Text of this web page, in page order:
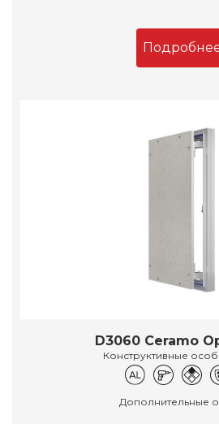
D3060 Ceramo
Конструктивные
Дополнительные